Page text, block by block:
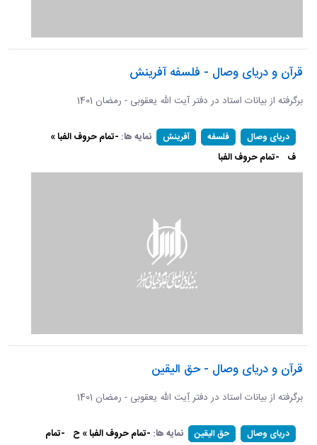
قرآن و دریای وصال - فلسفه آفرینش
برگرفته از بیانات استاد در دفتر آیت الله یعقوبی - رمضان 1401
دریای وصال فلسفه آفرینش نمایه ها: -تمام حروف الفبا »
ف -تمام حروف الفبا
قرآن و دریای وصال - حق الیقین
برگرفته از بیانات استاد در دفتر آِیت الله یعقوبی - رمضان 1401
دریای وصال حق الیقین نمایه ها: -تمام حروف الفبا » ح -تمام